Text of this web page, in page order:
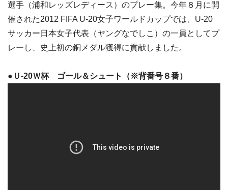
選手（浦和レッズレディース）のプレー集。今年８月に開
催された2012 FIFA U-20女子ワールドカップでは、U-20
サッカー日本女子代表（ヤングなでしこ）の一員としてプ
レーし、史上初の銅メダル獲得に貢献しました。
●Ｕ-20Ｗ杯 ゴール＆シュート（※背番号８番）